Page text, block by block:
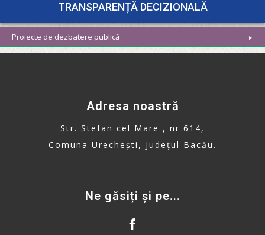
TRANSPARENȚĂ DECIZIONALĂ
Proiecte de dezbatere publică
Adresa noastră
Str. Stefan cel Mare , nr 614,
Comuna Urechești, Județul Bacău.
Ne găsiți și pe...